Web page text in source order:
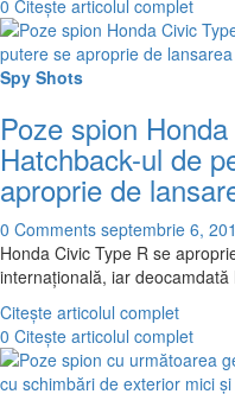
0 Citește articolul complet
Spy Shots
Poze spion
Hatchback-ul de
aproprie de
0 Comments septembrie 6,
Honda Civic Type R se
internaţională, iar
Citește articolul complet
0 Citește articolul complet